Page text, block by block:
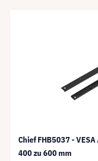
Chief FHB5037 -
400 zu 600 mm